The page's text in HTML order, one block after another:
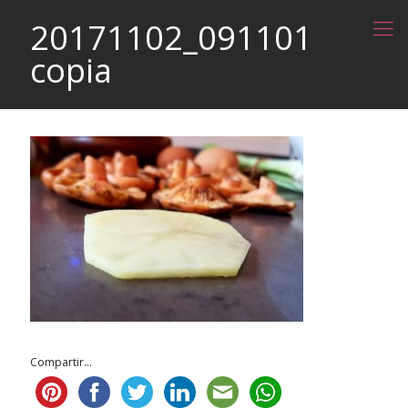
20171102_091101
copia
Compartir...